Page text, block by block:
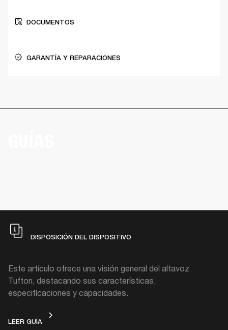
DOCUMENTOS
GARANTÍA Y REPARACIONES
DISPOSICIÓN DEL DISPOSITIVO
Este artículo ofrece una visión general del altavoz
Tufton, destacando sus características,
especificaciones y capacidades.
LEER GUÍADISPOSICIÓN DEL DISPOSITIVO